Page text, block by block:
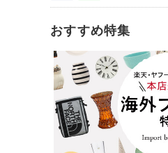
おすすめ特集